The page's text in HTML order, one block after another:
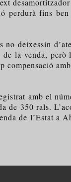
perdurà fins
deixessin
de la venda,
compensació
amb el
de 350 rals.
de l’Estat